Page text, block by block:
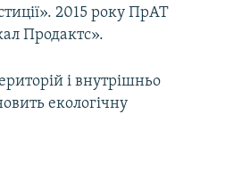
2015 року ПрАТ
Продактс».
і внутрішньо
екологічну